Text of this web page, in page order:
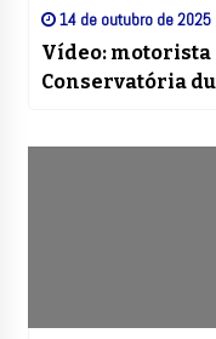
14 de outubro de 2025
Vídeo: motorista
Conservatória